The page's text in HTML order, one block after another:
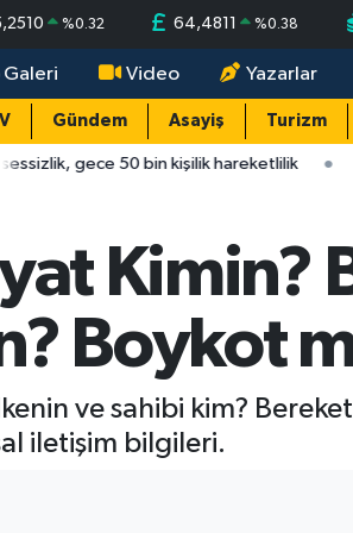
%0.32 64,4811 %0.38
Galeri Video Yazarlar
Gündem Asayiş Turizm
50 bin kişilik hareketlilik 15:21
Kimin?
Boykot
ve sahibi kim?
iletişim bilgileri.